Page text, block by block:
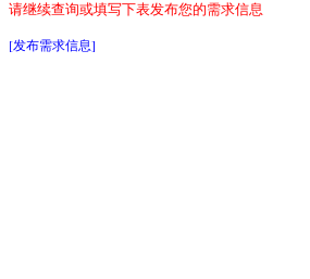
请继续查询或填写下表发布您的需求信息
[发布需求信息]